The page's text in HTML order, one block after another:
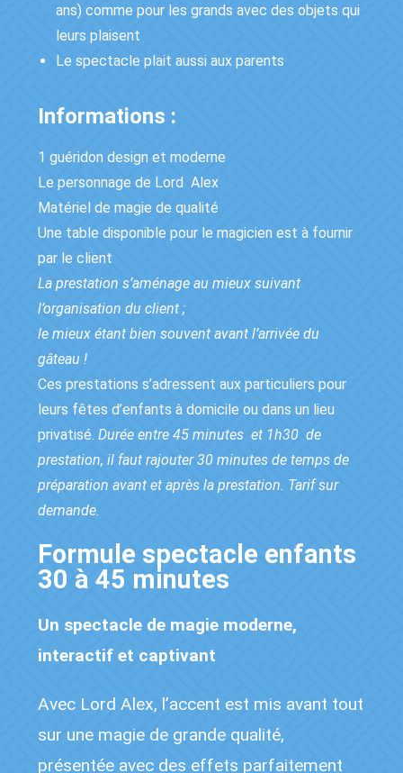
ans) comme pour les grands avec des objets qui
leurs plaisent
Le spectacle plait aussi aux parents
Informations :
1 guéridon design et moderne
Le personnage de Lord Alex
Matériel de magie de qualité
Une table disponible pour le magicien est à fournir
par le client
La prestation s’aménage au mieux suivant
l’organisation du client ;
le mieux étant bien souvent avant l’arrivée du
gâteau !
Ces prestations s’adressent aux particuliers pour
leurs fêtes d’enfants à domicile ou dans un lieu
privatisé.Durée entre 45 minutes et 1h30 de
prestation, il faut rajouter 30 minutes de temps de
préparation avant et après la prestation. Tarif sur
demande.
Formule spectacle enfants
30 à 45 minutes
Un spectacle de magie moderne,
interactif et captivant
Avec Lord Alex, l’accent est mis avant tout
sur une magie de grande qualité,
présentée avec des effets parfaitement